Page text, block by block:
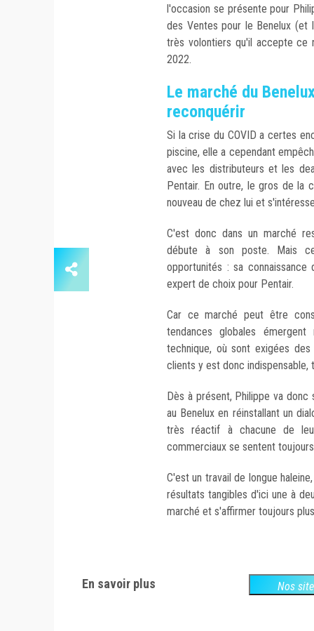
l'occasion se présente pour
des Ventes pour le Benelux (et
très volontiers qu'il accepte ce
2022.
Le marché du
reconquérir
Si la crise du COVID a certes
piscine, elle a cependant
avec les distributeurs et les
Pentair. En outre, le gros de la
nouveau de chez lui et
C'est donc dans un marché
débute à son poste. Mais
opportunités : sa
expert de choix pour Pentair.
Car ce marché peut être
tendances globales
technique, où sont exigées
clients y est donc
Dès à présent, Philippe va
au Benelux en réinstallant un
très réactif à chacune de
commerciaux se sentent
C'est un travail de longue
résultats tangibles d'ici une à
marché et s'affirmer toujours
En savoir plus Nos